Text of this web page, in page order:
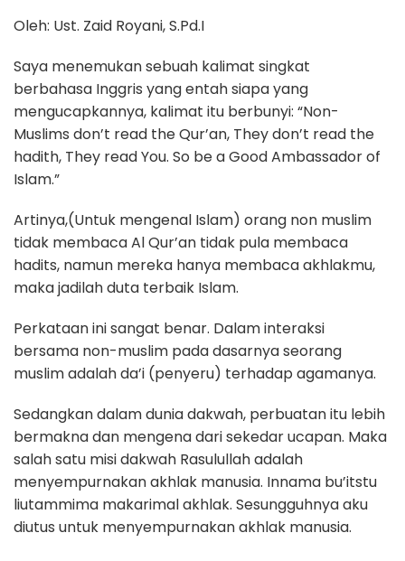
Oleh: Ust. Zaid Royani, S.Pd.I
Saya menemukan sebuah kalimat singkat
berbahasa Inggris yang entah siapa yang
mengucapkannya, kalimat itu berbunyi: “Non-
Muslims don’t read the Qur’an, They don’t read the
hadith, They read You. So be a Good Ambassador of
Islam.”
Artinya,(Untuk mengenal Islam) orang non muslim
tidak membaca Al Qur’an tidak pula membaca
hadits, namun mereka hanya membaca akhlakmu,
maka jadilah duta terbaik Islam.
Perkataan ini sangat benar. Dalam interaksi
bersama non-muslim pada dasarnya seorang
muslim adalah da’i (penyeru) terhadap agamanya.
Sedangkan dalam dunia dakwah, perbuatan itu lebih
bermakna dan mengena dari sekedar ucapan. Maka
salah satu misi dakwah Rasulullah adalah
menyempurnakan akhlak manusia. Innama bu’itstu
liutammima makarimal akhlak. Sesungguhnya aku
diutus untuk menyempurnakan akhlak manusia.